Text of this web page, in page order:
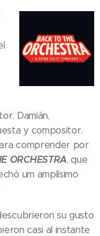
Damián,
y compositor.
comprender por
ORCHESTRA, que
um amplísimo
su gusto
casi al instante